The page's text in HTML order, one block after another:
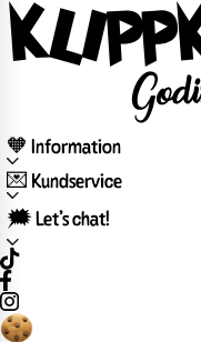
🧡 Information
💌 Kundservice
🗯️ Let’s chat!